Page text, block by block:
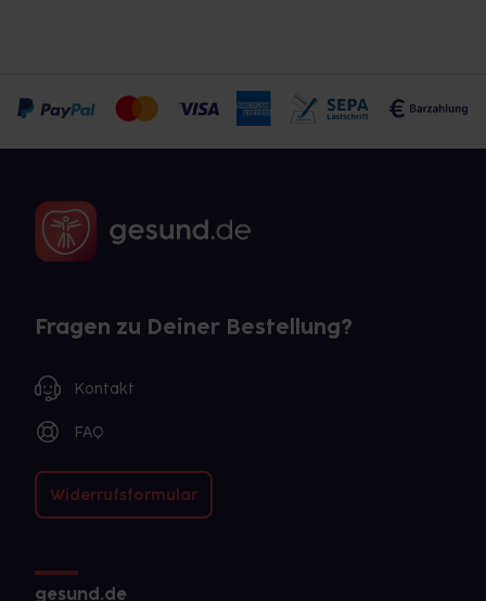
Fragen zu Deiner Bestellung?
Kontakt
FAQ
Widerrufsformular
gesund.de